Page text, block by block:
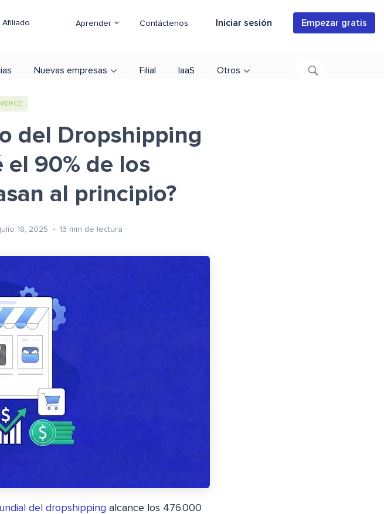
Afiliado Aprender Contáctenos Iniciar sesión Empezar gratis
Nuevas empresas Filial IaaS Otros
del Dropshipping
el 90% de los
al principio?
18, 2025 13 min de lectura
del dropshipping alcance los 476.000